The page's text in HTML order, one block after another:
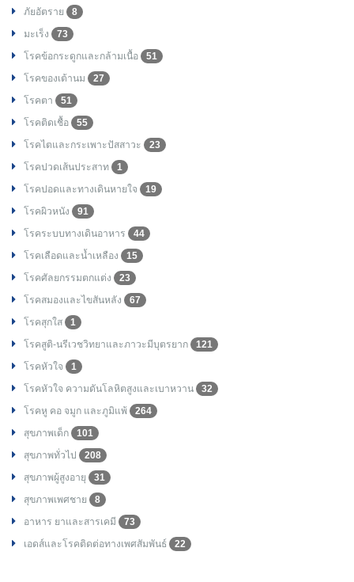
ภัยอัตราย
8
มะเร็ง
73
โรคข้อกระดูกและกล้ามเนื้อ
51
โรคของเต้านม
27
โรคตา
51
โรคติดเชื้อ
55
โรคไตและกระเพาะปัสสาวะ
23
โรคปวดเส้นประสาท
1
โรคปอดและทางเดินหายใจ
19
โรคผิวหนัง
91
โรคระบบทางเดินอาหาร
44
โรคเลือดและน้ำเหลือง
15
โรคศัลยกรรมตกแต่ง
23
โรคสมองและไขสันหลัง
67
โรคสุกใส
1
โรคสูติ-นรีเวชวิทยาและภาวะมีบุตรยาก
121
โรคหัวใจ
1
โรคหัวใจ ความดันโลหิตสูงและเบาหวาน
32
โรคหู คอ จมูก และภูมิแพ้
264
สุขภาพเด็ก
101
สุขภาพทั่วไป
208
สุขภาพผู้สูงอายุ
31
สุขภาพเพศชาย
8
อาหาร ยาและสารเคมี
73
เอดส์และโรคติดต่อทางเพศสัมพันธ์
22